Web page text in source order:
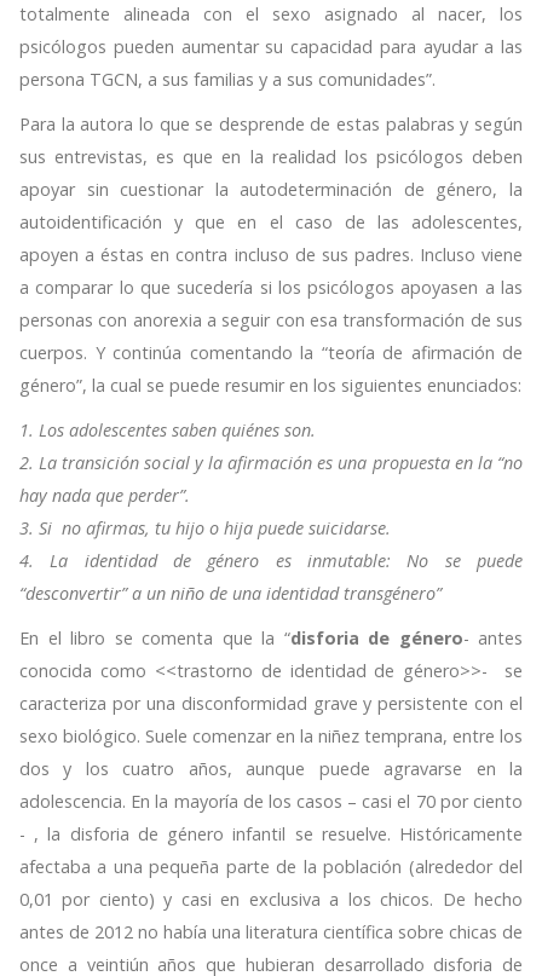
totalmente alineada con el sexo asignado al nacer, los
psicólogos pueden aumentar su capacidad para ayudar a las
persona TGCN, a sus familias y a sus comunidades”.
Para la autora lo que se desprende de estas palabras y según
sus entrevistas, es que en la realidad los psicólogos deben
apoyar sin cuestionar la autodeterminación de género, la
autoidentificación y que en el caso de las adolescentes,
apoyen a éstas en contra incluso de sus padres. Incluso viene
a comparar lo que sucedería si los psicólogos apoyasen a las
personas con anorexia a seguir con esa transformación de sus
cuerpos. Y continúa comentando la “teoría de afirmación de
género”, la cual se puede resumir en los siguientes enunciados:
1. Los adolescentes saben quiénes son.
2. La transición social y la afirmación es una propuesta en la “no
hay nada que perder”.
3. Si no afirmas, tu hijo o hija puede suicidarse.
4. La identidad de género es inmutable: No se puede
“desconvertir” a un niño de una identidad transgénero”
En el libro se comenta que la “disforia de género- antes
conocida como <<trastorno de identidad de género>>- se
caracteriza por una disconformidad grave y persistente con el
sexo biológico. Suele comenzar en la niñez temprana, entre los
dos y los cuatro años, aunque puede agravarse en la
adolescencia. En la mayoría de los casos – casi el 70 por ciento
- , la disforia de género infantil se resuelve. Históricamente
afectaba a una pequeña parte de la población (alrededor del
0,01 por ciento) y casi en exclusiva a los chicos. De hecho
antes de 2012 no había una literatura científica sobre chicas de
once a veintiún años que hubieran desarrollado disforia de